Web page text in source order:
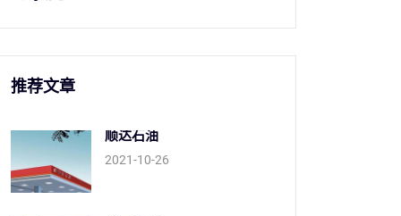
推荐文章
顺达石油
2021-10-26